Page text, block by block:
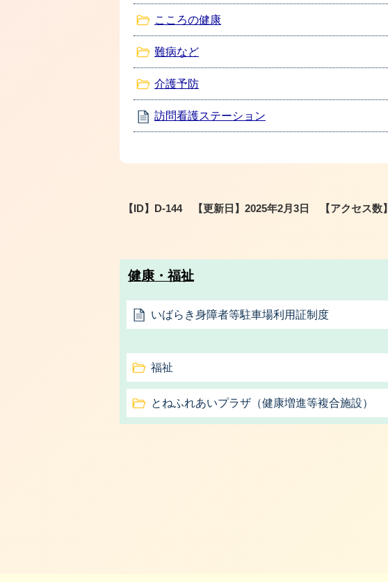
こころの健康
難病など
介護予防
訪問看護ステーション
【ID】 D-144 【更新日】 2025年2月3日 【アクセス数】
健康・福祉
いばらき身障者等駐車場利用証制度
福祉
とねふれあいプラザ（健康増進等複合施設）